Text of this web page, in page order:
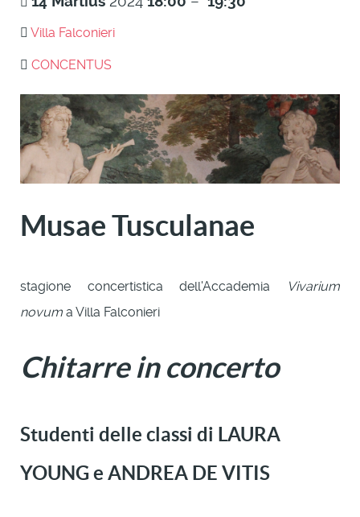
Villa Falconieri
CONCENTUS
Musae Tusculanae
stagione concertistica dell'Accademia
Vivarium
novum a Villa Falconieri
Chitarre in concerto
Studenti delle classi di LAURA
YOUNG e ANDREA DE VITIS